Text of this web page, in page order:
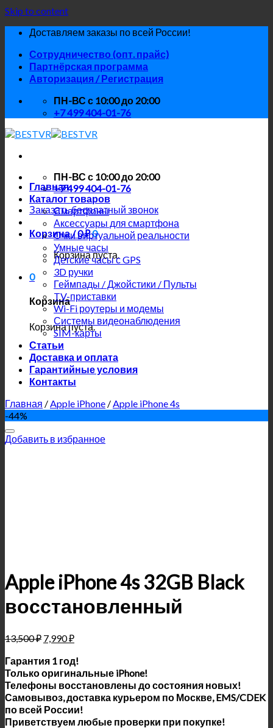
Skip to content
Доставляем заказы по всей России!
Сотрудничество (опт. прайс)
Партнёрская программа
Авторизация / Регистрация
ПН-ВС с 10:00 до 20:00
+7 499 404-01-76
ПН-ВС с 10:00 до 20:00
+7 499 404-01-76
Заказать бесплатный звонок
Корзина /0₽0
Корзина пуста.
0
Корзина
Корзина пуста.
Главная
Каталог товаров
Смартфоны
Аксессуары для смартфона
Очки виртуальной реальности
Умные часы
Детские часы с GPS
3D ручки
Геймпады / Джойстики / Пульты
TV-приставки
Wi-Fi роутеры и модемы
Системы видеонаблюдения
SIM-карты
Статьи
Доставка и оплата
Гарантийные условия
Контакты
Главная /Apple iPhone /Apple iPhone 4s
-44%
Добавить в избранное
Apple iPhone 4s 32GB Black
восстановленный
13,500₽ 7,990₽
Гарантия 1 год!
Только оригинальные iPhone!
Телефоны восстановлены до состояния новых!
Самовывоз, доставка курьером по Москве, EMS/CDEK
по всей России!
Приветствуем любые проверки при покупке!